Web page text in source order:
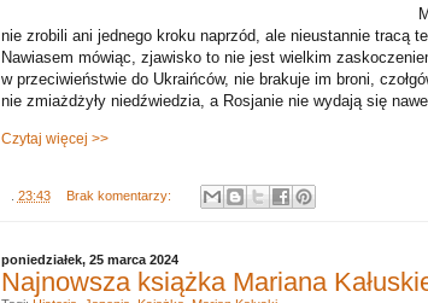
nie zrobili ani jednego kroku naprzód, ale nieustannie tracą
Nawiasem mówiąc, zjawisko to nie jest wielkim
w przeciwieństwie do Ukraińców, nie brakuje im broni,
nie zmiażdżyły niedźwiedzia, a Rosjanie nie wydają się
Czytaj więcej >>
23:43 Brak komentarzy:
poniedziałek, 25 marca 2024
Najnowsza książka Mariana